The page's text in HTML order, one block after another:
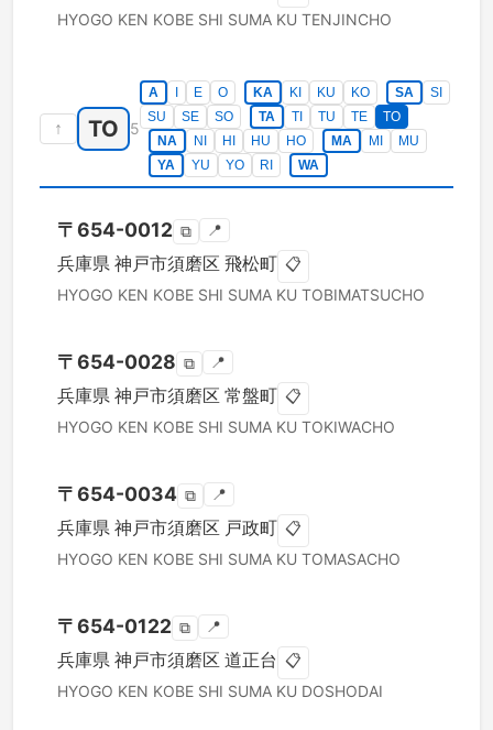
HYOGO KEN KOBE SHI SUMA KU TENJINCHO
↑ TO 5
A E O KA KI KU KO SA
SI
SU
SE SO TA TI TU TE
TO
NA
NI HI HU HO MA MI
MU
YA
YU YO RI WA
〒654-0012 ⧉ 📍
兵庫県 神戸市須磨区 飛松町 📋
HYOGO KEN KOBE SHI SUMA KU TOBIMATSUCHO
〒654-0028 ⧉ 📍
兵庫県 神戸市須磨区 常盤町 📋
HYOGO KEN KOBE SHI SUMA KU TOKIWACHO
〒654-0034 ⧉ 📍
兵庫県 神戸市須磨区 戸政町 📋
HYOGO KEN KOBE SHI SUMA KU TOMASACHO
〒654-0122 ⧉ 📍
兵庫県 神戸市須磨区 道正台 📋
HYOGO KEN KOBE SHI SUMA KU DOSHODAI